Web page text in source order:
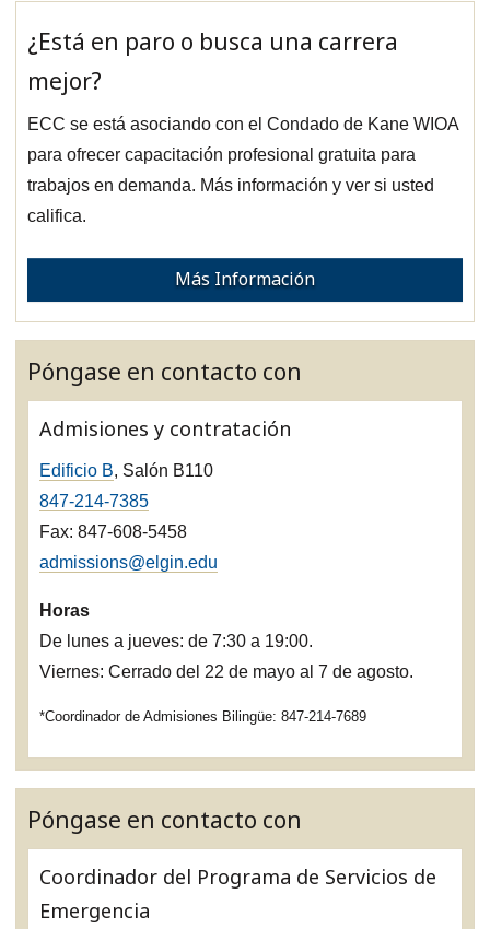
¿Está en paro o busca una carrera
mejor?
ECC se está asociando con el Condado de Kane WIOA
para ofrecer capacitación profesional gratuita para
trabajos en demanda. Más información y ver si usted
califica.
Más Información
Póngase en contacto con
Admisiones y contratación
Edificio B, Salón B110
847-214-7385
Fax: 847-608-5458
admissions@elgin.edu
Horas
De lunes a jueves: de 7:30 a 19:00.
Viernes: Cerrado del 22 de mayo al 7 de agosto.
*Coordinador de Admisiones Bilingüe: 847-214-7689
Póngase en contacto con
Coordinador del Programa de Servicios de
Emergencia